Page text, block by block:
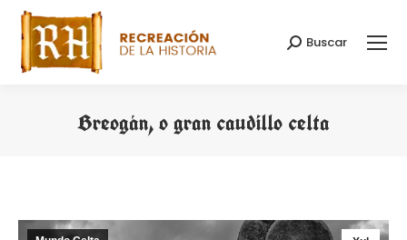
Search:
Buscar
Breogán, o gran caudillo celta